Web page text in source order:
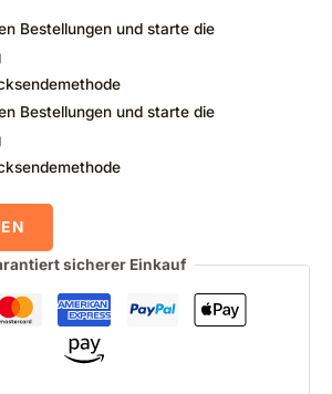
Bestellungen und starte die
Bestellungen und starte die
sicherer Einkauf